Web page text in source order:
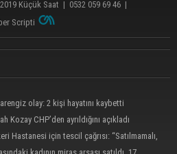
Küçük Saat | 0532 059 69 46 |
Scripti
olay: 2 kişi hayatını kaybetti
Kozay CHP’den ayrıldığını açıkladı
Hastanesi için tescil çağrısı: “Satılmamalı,